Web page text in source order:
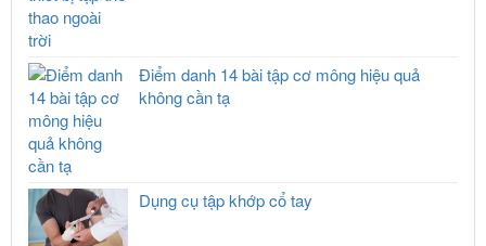
Điểm danh 14 bài tập cơ mông hiệu quả
không cần tạ
Dụng cụ tập khớp cổ tay